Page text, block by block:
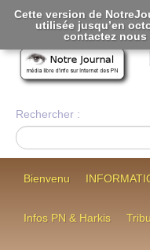
Rechercher :
Bienvenu
Infos PN & Harkis
Cette version de
utilisée jusqu’en
contactez